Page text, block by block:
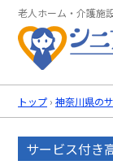
老人ホーム・介護施
トップ › 神奈川県の
サービス付き